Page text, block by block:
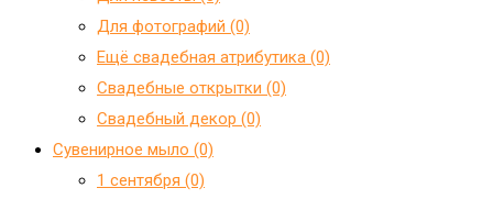
Для фотографий (0)
Ещё свадебная атрибутика (0)
Свадебные открытки (0)
Свадебный декор (0)
Сувенирное мыло (0)
1 сентября (0)